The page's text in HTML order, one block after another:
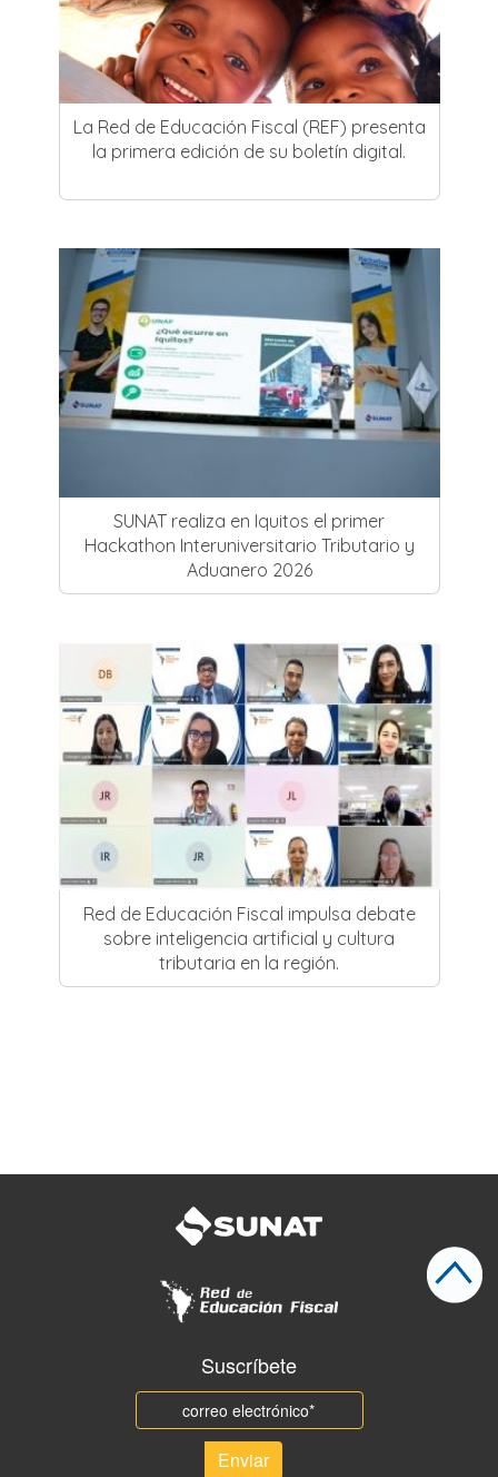
La Red de Educación Fiscal (REF) presenta
la primera edición de su boletín digital.
SUNAT realiza en Iquitos el primer
Hackathon Interuniversitario Tributario y
Aduanero 2026
Red de Educación Fiscal impulsa debate
sobre inteligencia artificial y cultura
tributaria en la región.
Suscríbete
Email
Enviar